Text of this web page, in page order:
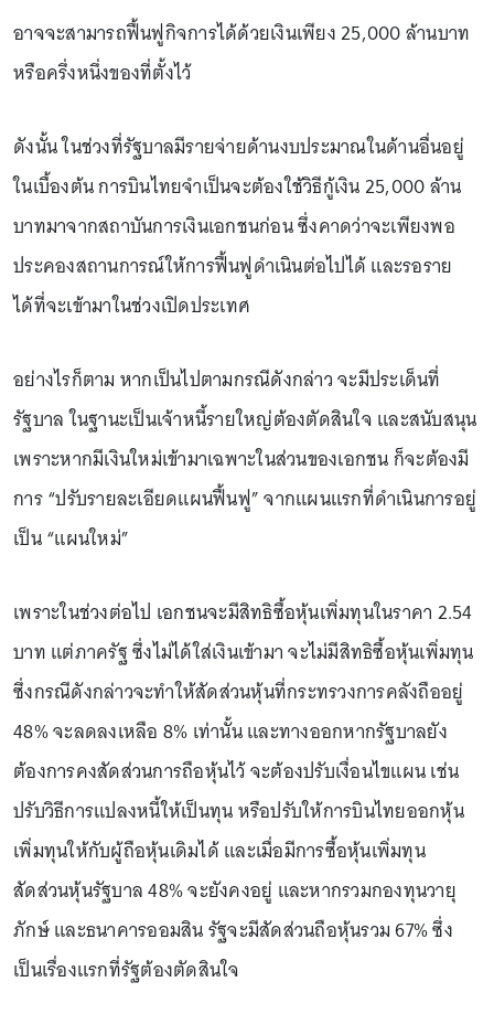
อาจจะสามารถฟื้นฟูกิจการได้ด้วยเงินเพียง 25,000 ล้านบาท
หรือครึ่งหนึ่งของที่ตั้งไว้
ดังนั้น ในช่วงที่รัฐบาลมีรายจ่ายด้านงบประมาณในด้านอื่นอยู่
ในเบื้องต้น การบินไทยจำเป็นจะต้องใช้วิธีกู้เงิน 25,000 ล้าน
บาทมาจากสถาบันการเงินเอกชนก่อน ซึ่งคาดว่าจะเพียงพอ
ประคองสถานการณ์ให้การฟื้นฟูดำเนินต่อไปได้ และรอราย
ได้ที่จะเข้ามาในช่วงเปิดประเทศ
อย่างไรก็ตาม หากเป็นไปตามกรณีดังกล่าว จะมีประเด็นที่
รัฐบาล ในฐานะเป็นเจ้าหนี้รายใหญ่ต้องตัดสินใจ และสนับสนุน
เพราะหากมีเงินใหม่เข้ามาเฉพาะในส่วนของเอกชน ก็จะต้องมี
การ “ปรับรายละเอียดแผนฟื้นฟู” จากแผนแรกที่ดำเนินการอยู่
เป็น “แผนใหม่”
เพราะในช่วงต่อไป เอกชนจะมีสิทธิซื้อหุ้นเพิ่มทุนในราคา 2.54
บาท แต่ภาครัฐ ซึ่งไม่ได้ใส่เงินเข้ามา จะไม่มีสิทธิซื้อหุ้นเพิ่มทุน
ซึ่งกรณีดังกล่าวจะทำให้สัดส่วนหุ้นที่กระทรวงการคลังถืออยู่
48% จะลดลงเหลือ 8% เท่านั้น และทางออกหากรัฐบาลยัง
ต้องการคงสัดส่วนการถือหุ้นไว้ จะต้องปรับเงื่อนไขแผน เช่น
ปรับวิธีการแปลงหนี้ให้เป็นทุน หรือปรับให้การบินไทยออกหุ้น
เพิ่มทุนให้กับผู้ถือหุ้นเดิมได้ และเมื่อมีการซื้อหุ้นเพิ่มทุน
สัดส่วนหุ้นรัฐบาล 48% จะยังคงอยู่ และหากรวมกองทุนวายุ
ภักษ์ และธนาคารออมสิน รัฐจะมีสัดส่วนถือหุ้นรวม 67% ซึ่ง
เป็นเรื่องแรกที่รัฐต้องตัดสินใจ